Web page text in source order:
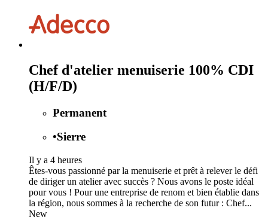
Chef d'atelier menuiserie 100% CDI
(H/F/D)
Permanent
•Sierre
Il y a 4 heures
Êtes-vous passionné par la menuiserie et prêt à relever le défi
de diriger un atelier avec succès ? Nous avons le poste idéal
pour vous ! Pour une entreprise de renom et bien établie dans
la région, nous sommes à la recherche de son futur : Chef...
New